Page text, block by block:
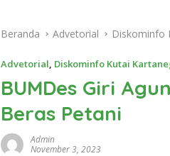
Beranda Advetorial Diskominfo
Advetorial Diskominfo Kutai
BUMDes Giri
Beras Petani
Admin
November 3, 2023